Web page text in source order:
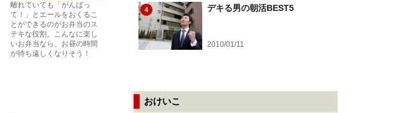
離れていても「がんばっ
て！」とエールをおくるこ
とができるのがお弁当のス
テキな役割。こんなに楽し
いお弁当なら、お昼の時間
が待ち遠しくなりそう！
4 デキる男の朝活BEST5
2010/01/11
おけいこ